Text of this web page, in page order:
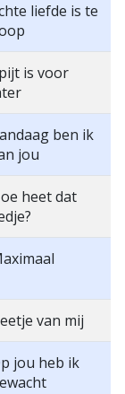
liefde is te
is voor
ben ik
jou
heet dat
van mij
jou heb ik